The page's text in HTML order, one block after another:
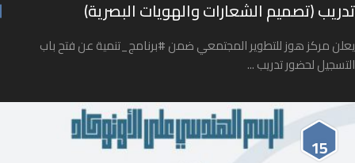
تدريب (تصميم الشعارات والهويات البصرية)
يعلن مركز هوز للتطوير المجتمعي ضمن #برنامج_تنمية عن فتح باب
التسجيل لحضور تدريب ...
15